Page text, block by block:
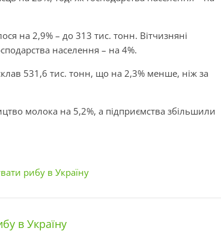
на 2,9% – до 313 тис. тонн. Вітчизняні
населення – на 4%.
531,6 тис. тонн, що на 2,3% менше, ніж за
молока на 5,2%, а підприємства збільшили
рибу в Україну
в Україну